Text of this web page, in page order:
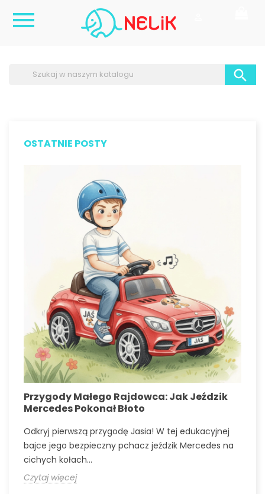


OSTATNIE POSTY
Przygody Małego Rajdowca: Jak Jeździk
Mercedes Pokonał Błoto
Odkryj pierwszą przygodę Jasia! W tej edukacyjnej
bajce jego bezpieczny pchacz jeździk Mercedes na
cichych kołach...
Czytaj więcej